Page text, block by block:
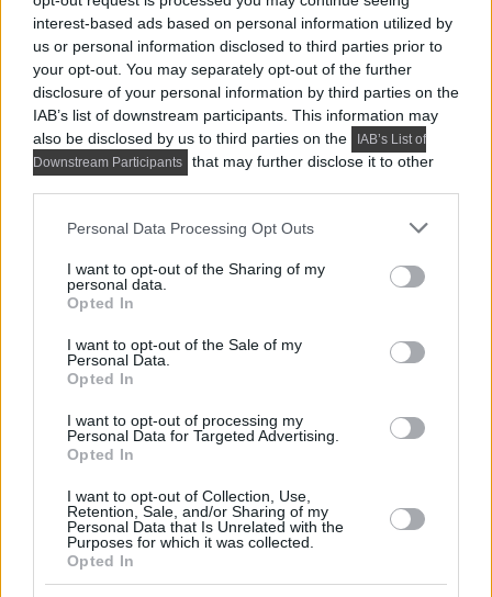
interest-based ads based on personal information utilized by
us or personal information disclosed to third parties prior to
your opt-out. You may separately opt-out of the further
disclosure of your personal information by third parties on the
IAB’s list of downstream participants. This information may
also be disclosed by us to third parties on the
IAB’s List of
Downstream Participants
that may further disclose it to other
Please note that this website/app uses one or more Google
not limited to your visit or usage behaviour. You may click to
grant or deny consent to Google and its third-party tags to
use your data for below specified purposes in below Google
consent section.
Personal Data Processing Opt Outs
I want to opt-out of the Sharing of my
personal data.
Opted In
I want to opt-out of the Sale of my
Personal Data.
Opted In
I want to opt-out of processing my
Personal Data for Targeted Advertising.
Opted In
I want to opt-out of Collection, Use,
Retention, Sale, and/or Sharing of my
Personal Data that Is Unrelated with the
Purposes for which it was collected.
Opted In
források, ajánlatunk:Császkó kalyhaés
bioethanolkandallo.hu